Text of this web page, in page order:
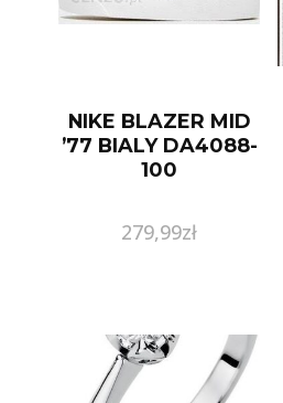
NIKE BLAZER MID
’77 BIALY DA4088-
100
279,99zł